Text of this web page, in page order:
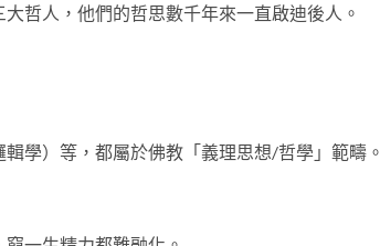
哲人，他們的哲思數千年來一直啟迪後人。
學）等，都屬於佛教「義理思想/哲學」範疇。